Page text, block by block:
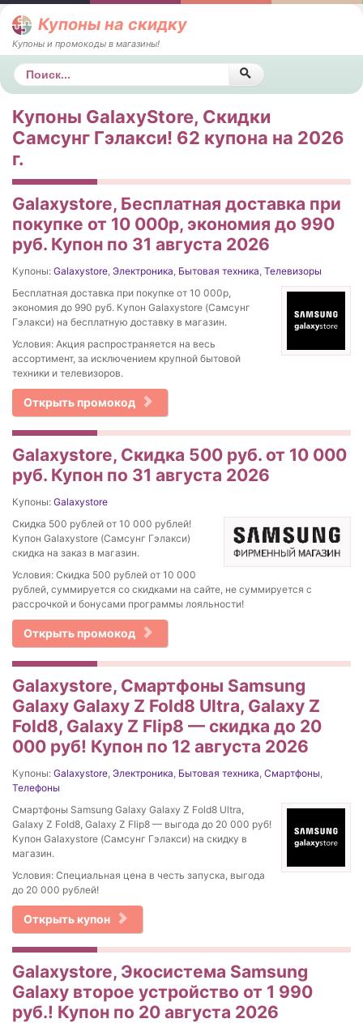
Купоны на скидку
Купоны и промокоды в магазины!
Поиск
Купоны GalaxyStore, Скидки
Самсунг Гэлакси! 62 купона на 2026
г.
Galaxystore, Бесплатная доставка при
покупке от 10 000р, экономия до 990
руб. Купон по 31 августа 2026
Купоны: Galaxystore, Электроника, Бытовая техника, Телевизоры
Бесплатная доставка при покупке от 10 000р,
экономия до 990 руб. Купон Galaxystore (Самсунг
Гэлакси) на бесплатную доставку в магазин.
Условия: Акция распространяется на весь
ассортимент, за исключением крупной бытовой
техники и телевизоров.
Открыть промокод
Galaxystore, Скидка 500 руб. от 10 000
руб. Купон по 31 августа 2026
Купоны: Galaxystore
Скидка 500 рублей от 10 000 рублей!
Купон Galaxystore (Самсунг Гэлакси)
скидка на заказ в магазин.
Условия: Скидка 500 рублей от 10 000
рублей, суммируется со скидками на сайте, не суммируется с
рассрочкой и бонусами программы лояльности!
Открыть промокод
Galaxystore, Смартфоны Samsung
Galaxy Galaxy Z Fold8 Ultra, Galaxy Z
Fold8, Galaxy Z Flip8 — скидка до 20
000 руб! Купон по 12 августа 2026
Купоны: Galaxystore, Электроника, Бытовая техника, Смартфоны,
Телефоны
Смартфоны Samsung Galaxy Galaxy Z Fold8 Ultra,
Galaxy Z Fold8, Galaxy Z Flip8 — выгода до 20 000 руб!
Купон Galaxystore (Самсунг Гэлакси) на скидку в
магазин.
Условия: Специальная цена в честь запуска, выгода
до 20 000 рублей!
Открыть купон
Galaxystore, Экосистема Samsung
Galaxy второе устройство от 1 990
руб.! Купон по 20 августа 2026